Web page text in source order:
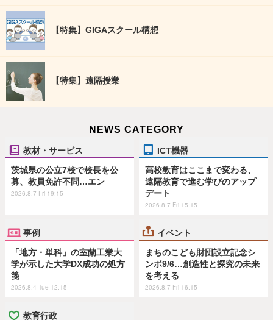
【特集】GIGAスクール構想
【特集】遠隔授業
NEWS CATEGORY
教材・サービス
茨城県の公立7校で校長を公
募、教員免許不問…エン
2026.8.7 Fri 19:15
ICT機器
高校教育はここまで変わる、
遠隔教育で進む学びのアップ
デート
2026.8.7 Fri 15:15
事例
「地方・単科」の室蘭工業大
学が示した大学DX成功の処方
箋
2026.8.4 Tue 12:15
イベント
まちのこども財団設立記念シ
ンポ9/6…創造性と探究の未来
を考える
2026.8.7 Fri 16:15
教育行政